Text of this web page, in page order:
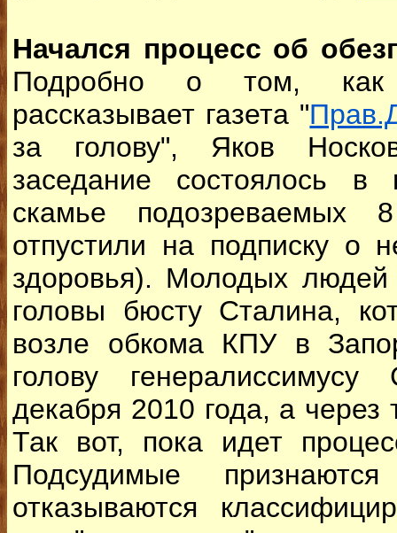
Начался процесс об
Подробно о том, как
рассказывает газета "
за голову", Яков
заседание состоялось
скамье подозреваемых
отпустили на подписку о
здоровья). Молодых людей
головы бюсту Сталина,
возле обкома КПУ в
голову
декабря 2010 года, а
Так вот, пока идет
Подсудимые
отказываются